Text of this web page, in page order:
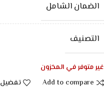
الضمان الشامل
التصنيف
غير متوفر في المخزون
Add to compare
تفضيل